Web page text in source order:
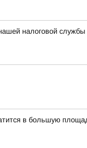
налоговой
в большую